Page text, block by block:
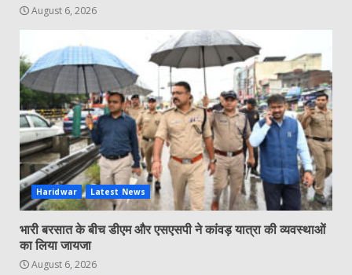
August 6, 2026
Haridwar Latest News
भारी बरसात के बीच डीएम और एसएसपी ने कांवड़ यात्रा की व्यवस्थाओं
का लिया जायजा
August 6, 2026